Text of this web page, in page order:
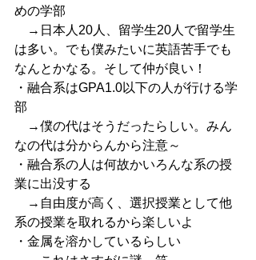
めの学部
→日本人20人、留学生20人で留学生
は多い。でも僕みたいに英語苦手でも
なんとかなる。そして仲が良い！
・融合系はGPA1.0以下の人が行ける学
部
→僕の代はそうだったらしい。みん
なの代は分からんから注意～
・融合系の人は何故かいろんな系の授
業に出没する
→自由度が高く、選択授業として他
系の授業を取れるから楽しいよ
・金属を溶かしているらしい